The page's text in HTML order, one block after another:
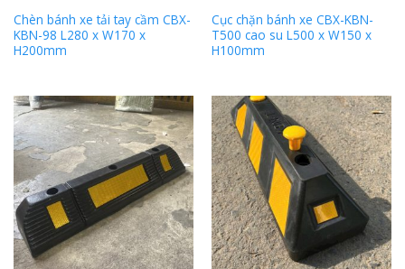
Chèn bánh xe tải tay cầm CBX-
KBN-98 L280 x W170 x
H200mm
Cục chặn bánh xe CBX-KBN-
T500 cao su L500 x W150 x
H100mm